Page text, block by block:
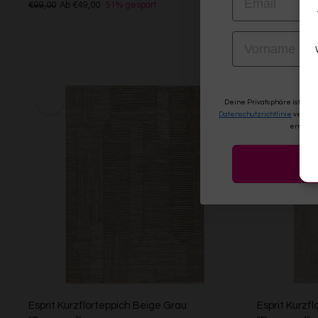
€99,00 Ab €49,00 51% gespart
€89,00 Ab
Weitere
Esprit Kurzflorteppich Beige Grau
Esprit
VORNAME
Deine Privatsphäre ist uns
Datenschutzrichtlinie